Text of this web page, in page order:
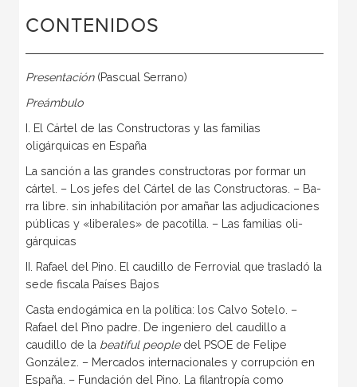
CONTENIDOS
Presentación (Pascual Serrano)
Preámbulo
I. El Cártel de las Constructoras y las familias
oligárquicas en España
La sanción a las grandes constructoras por formar un
cár­tel. – Los jefes del Cártel de las Constructoras. – Ba­
rra libre. sin inhabilitación por amañar las adjudicaciones
públicas y «liberales» de pacotilla. – Las familias oli­
gárquicas
II. Rafael del Pino. El caudillo de Ferrovial que trasladó la
sede fiscala Países Bajos
Casta endogámica en la política: los Calvo Sotelo. –
Rafael del Pino padre. De ingeniero del caudillo a
caudillo de la beatiful people del PSOE de Felipe
Gonzá­lez. – Mercados internacionales y corrupción en
Espa­ña. – Fundación del Pino. La filantropía como